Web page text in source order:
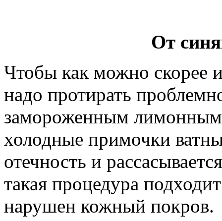
От
Чтобы как можно скорее
надо протирать
замороженным лимонным
холодные примочки
отечность и
такая процедура
нарушен кожный покров.